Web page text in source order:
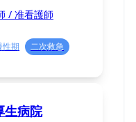
/ 准看護師
性期
二次救急
生病院